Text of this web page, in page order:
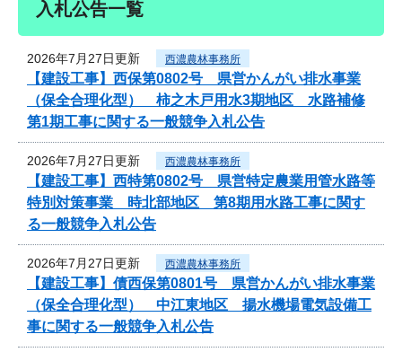
入札公告一覧
2026年7月27日更新 西濃農林事務所
【建設工事】西保第0802号 県営かんがい排水事業
（保全合理化型） 柿之木戸用水3期地区 水路補修
第1期工事に関する一般競争入札公告
2026年7月27日更新 西濃農林事務所
【建設工事】西特第0802号 県営特定農業用管水路等
特別対策事業 時北部地区 第8期用水路工事に関す
る一般競争入札公告
2026年7月27日更新 西濃農林事務所
【建設工事】債西保第0801号 県営かんがい排水事業
（保全合理化型） 中江東地区 揚水機場電気設備工
事に関する一般競争入札公告